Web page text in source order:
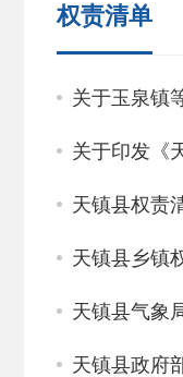
天镇县人民
天镇县人民
权责清单
关于玉泉镇
关于印发《
天镇县权责
天镇县乡镇
天镇县气象
天镇县政府